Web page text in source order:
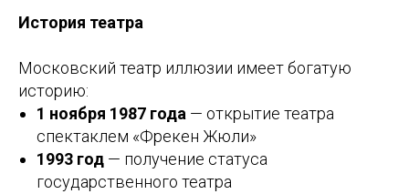
История театра
Московский театр иллюзии имеет богатую
историю:
1 ноября 1987 года — открытие театра
спектаклем «Фрекен Жюли»
1993 год — получение статуса
государственного театра